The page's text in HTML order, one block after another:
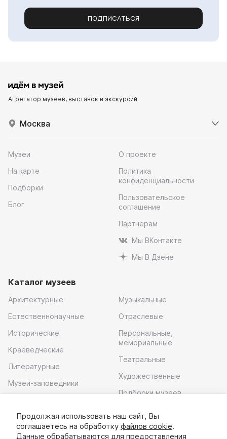
ПОДПИСАТЬСЯ
Агрегатор музеев, выставок и экскурсий
Москва
Музеи
На карте
Подборки
Блог
О проекте
Политика
конфиденциальности
Пользовательское
соглашение
Партнерам
Мы ВКонтакте
Мы В Дзене
Каталог музеев
Архитектурные
Естественнонаучные
Исторические
Краеведческие
Литературные
Музеи-заповедники
Музыкальные
Отраслевые
Персональные,
мемориальные
Театральные
Художественные
Подборки музеев
Скачать приложение
Продолжая использовать наш сайт, Вы
соглашаетесь на обработку файлов cookie.
Данные обрабатываются для предоставления